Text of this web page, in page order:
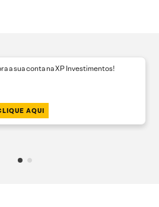
a sua conta na XP Investimentos!
AQUI